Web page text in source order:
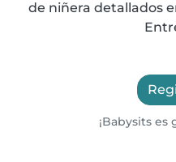
de niñera detallados
¡Babysits es